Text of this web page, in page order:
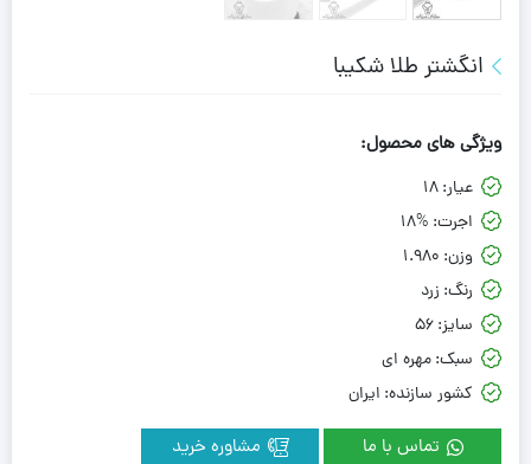
انگشتر طلا شکیبا
ویژگی های محصول:
عیار:18
اجرت: 18%
وزن: 1.980
رنگ: زرد
سایز:56
سبک:مهره ای
کشور سازنده: ایران
تماس با ما